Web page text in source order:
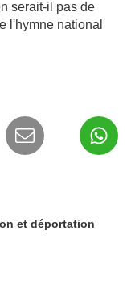
serait-il pas de
l'hymne national
et déportation